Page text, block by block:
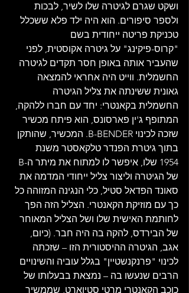
ושקט שגרם לגיטרה שלו לשיר, לבכות
ולספר סיפורים. הוא היה ילד פלא ששכלל
טכניקת פריטה ייחודית בשם
"קרוס-פיקינג" על גיטרה אקוסטית, לפני
שהעביר אותה באופן חסר תקדים לגיטרה
החשמלית. ווייט היה אחראי להמצאה
גאונית ששינתה את צליל הגיטרה
החשמלית בקאנטרי: יחד עם חברו ללהקה,
המתופף ג'ין פארסונס, הוא פיתח מכשיר
שזכה לכינוי B-BENDER. המכשיר, שהותקן
בתוך גיטרת הפנדר טלקאסטר משנת
של הגיטרה וליצור צליל ייחודי המדמה את
סאונד הפדאל סטיל, כלי הנגינה המזוהה כל
כך עם מוזיקת הקאנטרי. הצליל הזה הפך
לחותמת האישית שלו ושל הצליל המאוחר
של הבירדס, להקה בה היה חבר. (כיום,
אגב, הגיטרה ההיסטורית הזו – שזכתה
לכינוי "פרנקנשטיין" בגלל עוביה והשינויים
הרבים שנעשו בה – נמצאת בבעלותו של
כוכב הקאנטרי מרטי סטיוארט, שממשיך